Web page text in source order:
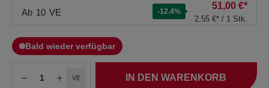
Ab 10 VE -12.4%
51,00 €*
2,55 €* / 1 Stk.
Bald wieder verfügbar
VE IN DEN WARENKORB